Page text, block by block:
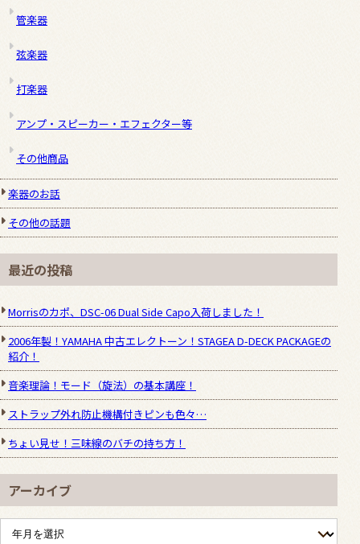
管楽器
弦楽器
打楽器
アンプ・スピーカー・エフェクター等
その他商品
楽器のお話
その他の話題
最近の投稿
Morrisのカポ、DSC-06 Dual Side Capo入荷しました！
2006年製！YAMAHA 中古エレクトーン！STAGEA D-DECK PACKAGEの
紹介！
音楽理論！モード（旋法）の基本講座！
ストラップ外れ防止機構付きピンも色々…
ちょい見せ！三味線のバチの持ち方！
アーカイブ